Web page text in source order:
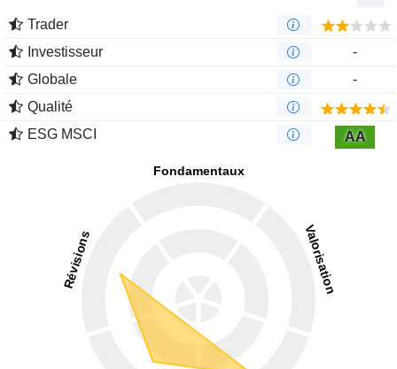
Trader
Investisseur
-
Globale
-
Qualité
ESG MSCI
AA